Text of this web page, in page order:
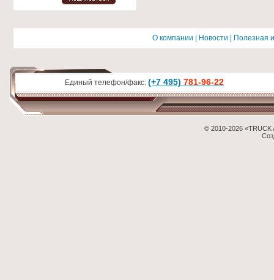
О компании Новости Полезная
Единый телефон/факс: (+7 495) 781-96-22
© 2010-2026